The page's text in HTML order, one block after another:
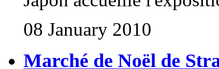
08 January 2010
Marché de Noël de